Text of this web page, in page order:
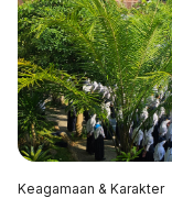
perjuangan
[…]
Keagamaan & Karakter